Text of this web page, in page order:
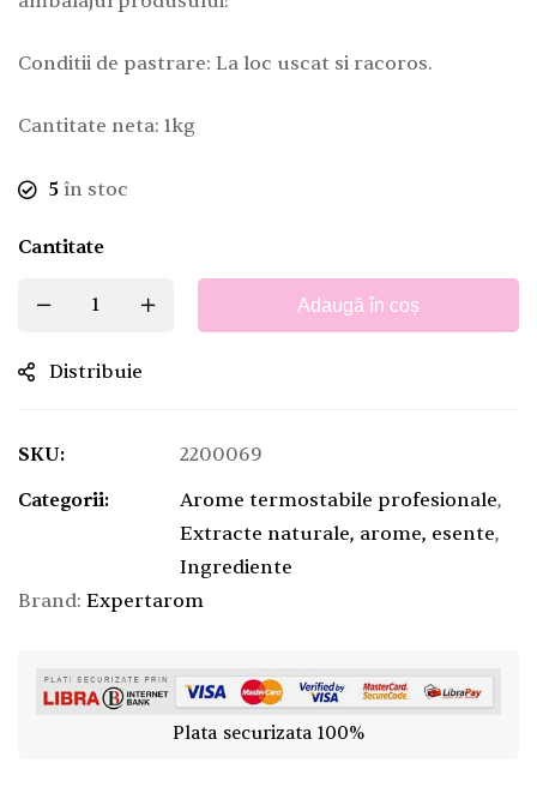
Conditii de pastrare: La loc uscat si racoros.
Cantitate neta: 1kg
5 în stoc
Cantitate
Adaugă în coș
Distribuie
SKU:
2200069
Categorii:
Arome termostabile profesionale,
Extracte naturale, arome, esente,
Ingrediente
Brand: Expertarom
Plata securizata 100%